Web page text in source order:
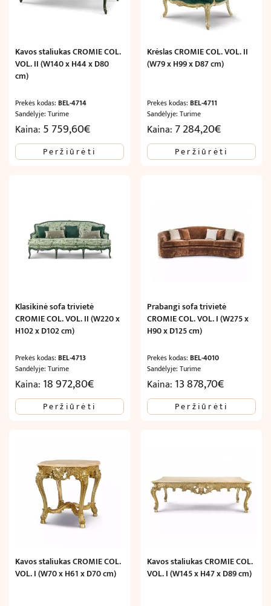
Kavos staliukas CROMIE COL.
VOL. II (W140 x H44 x D80
cm)
Prekės kodas: BEL-4714
Sandėlyje: Turime
Kaina: 5 759,60€
Peržiūrėti
Krėslas CROMIE COL. VOL. II
(W79 x H99 x D87 cm)
Prekės kodas:BEL-4711
Sandėlyje: Turime
Kaina: 7 284,20€
Peržiūrėti
Klasikinė sofa trivietė
CROMIE COL. VOL. II (W220 x
H102 x D102 cm)
Prekės kodas: BEL-4713
Sandėlyje: Turime
Kaina: 18 972,80€
Peržiūrėti
Prabangi sofa trivietė
CROMIE COL. VOL. I (W275 x
H90 x D125 cm)
Prekės kodas:BEL-4010
Sandėlyje: Turime
Kaina: 13 878,70€
Peržiūrėti
Kavos staliukas CROMIE COL.
VOL. I (W70 x H61 x D70 cm)
Kavos staliukas CROMIE COL.
VOL. I (W145 x H47 x D89 cm)